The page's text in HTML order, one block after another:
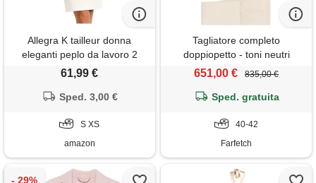
Allegra K tailleur donna
eleganti peplo da lavoro 2
pezzi set gonna e giacca
61,99 €
Sped. 3,00 €
S XS
amazon
Tagliatore completo
doppiopetto - toni neutri
651,00 € 835,00 €
Sped. gratuita
40-42
Farfetch